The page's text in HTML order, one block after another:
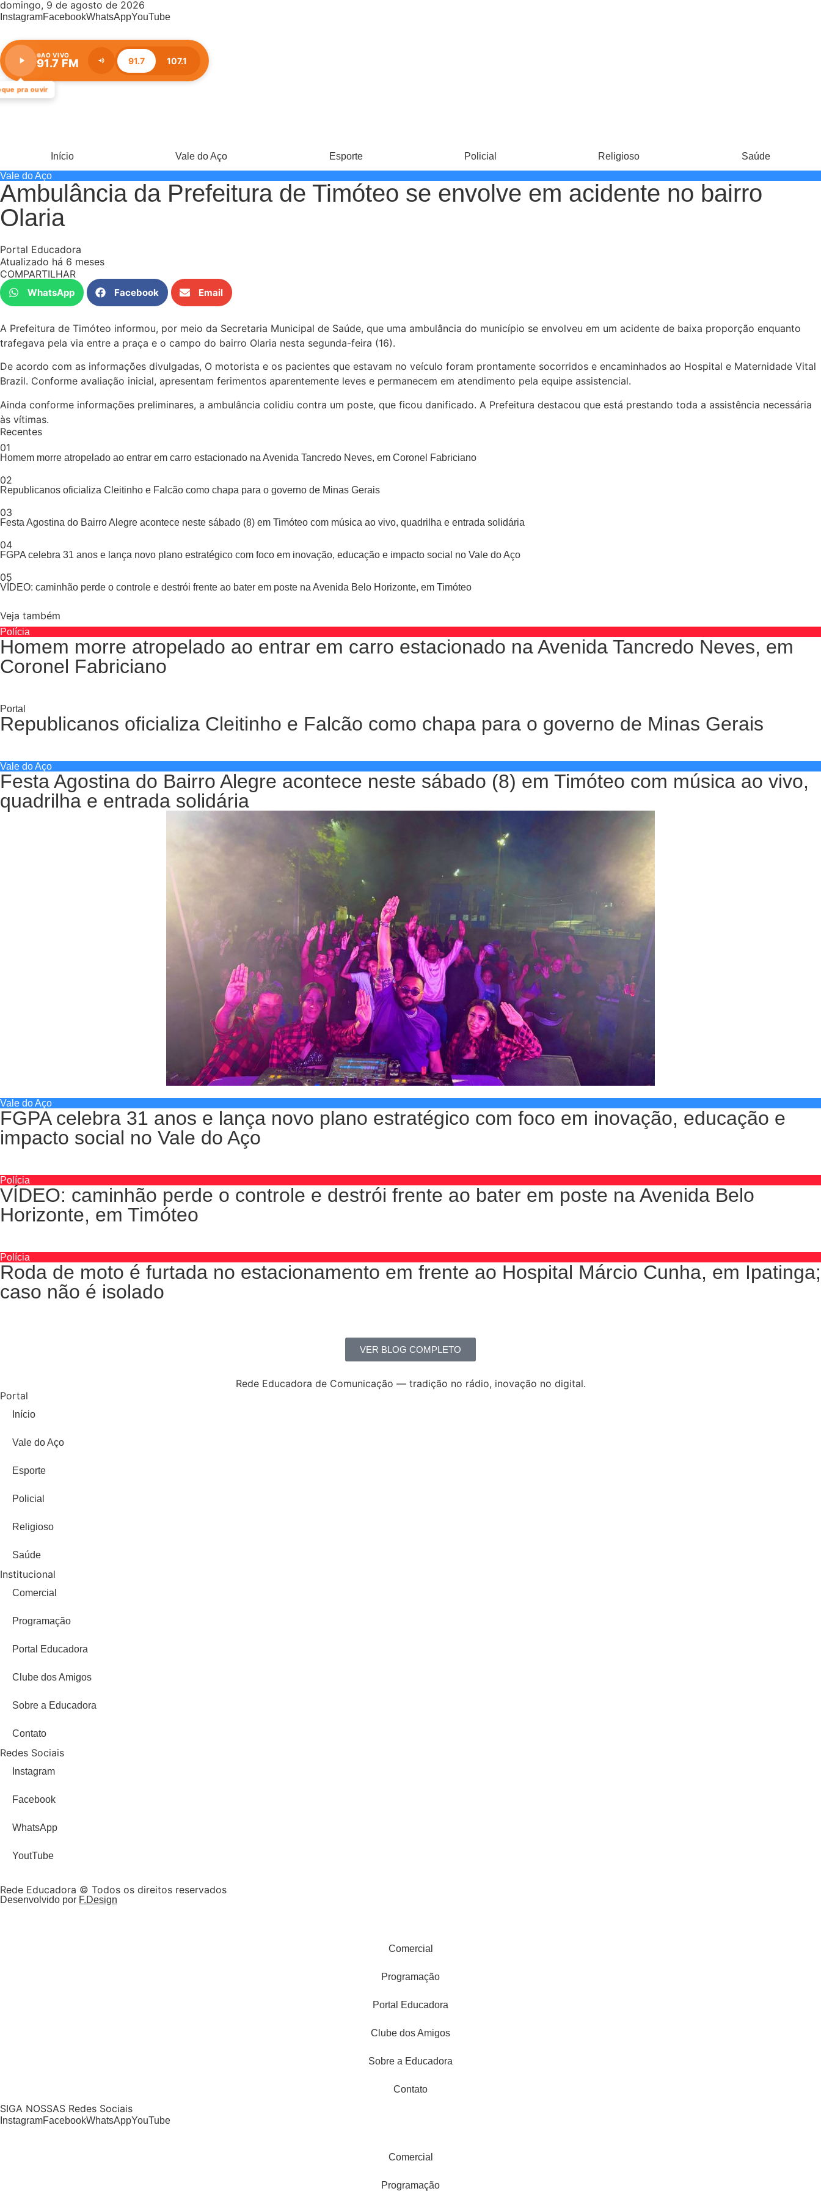
domingo, 9 de agosto de 2026
InstagramFacebookWhatsAppYouTube
pra ouvir
AO VIVO
91.7 FM 91.7 107.1
Estação:
91.7
FM
Início Vale do Aço Esporte Policial Religioso
Saúde
Vale do Aço
Ambulância da Prefeitura de Timóteo se envolve em acidente no bairro
Olaria
Portal Educadora
Atualizado há 6 meses
COMPARTILHAR
WhatsApp Facebook Email
A Prefeitura de Timóteo informou, por meio da Secretaria Municipal de Saúde, que uma ambulância do município se envolveu em um acidente de baixa proporção enquanto
trafegava pela via entre a praça e o campo do bairro Olaria nesta segunda-feira (16).
De acordo com as informações divulgadas, O motorista e os pacientes que estavam no veículo foram prontamente socorridos e encaminhados ao Hospital e Maternidade Vital
Brazil. Conforme avaliação inicial, apresentam ferimentos aparentemente leves e permanecem em atendimento pela equipe assistencial.
Ainda conforme informações preliminares, a ambulância colidiu contra um poste, que ficou danificado. A Prefeitura destacou que está prestando toda a assistência necessária
às vítimas.
Recentes
01
Homem morre atropelado ao entrar em carro estacionado na Avenida Tancredo Neves, em Coronel Fabriciano
02
Republicanos oficializa Cleitinho e Falcão como chapa para o governo de Minas Gerais
03
Festa Agostina do Bairro Alegre acontece neste sábado (8) em Timóteo com música ao vivo, quadrilha e entrada solidária
04
FGPA celebra 31 anos e lança novo plano estratégico com foco em inovação, educação e impacto social no Vale do Aço
05
VÍDEO: caminhão perde o controle e destrói frente ao bater em poste na Avenida Belo Horizonte, em Timóteo
Veja também
Polícia
Homem morre atropelado ao entrar em carro estacionado na Avenida Tancredo Neves, em
Coronel Fabriciano
Portal
Republicanos oficializa Cleitinho e Falcão como chapa para o governo de Minas Gerais
Vale do Aço
Festa Agostina do Bairro Alegre acontece neste sábado (8) em Timóteo com música ao vivo,
quadrilha e entrada solidária
Vale do Aço
FGPA celebra 31 anos e lança novo plano estratégico com foco em inovação, educação e
impacto social no Vale do Aço
Polícia
VÍDEO: caminhão perde o controle e destrói frente ao bater em poste na Avenida Belo
Horizonte, em Timóteo
Polícia
Roda de moto é furtada no estacionamento em frente ao Hospital Márcio Cunha, em Ipatinga;
caso não é isolado
VER BLOG COMPLETO
Rede Educadora de Comunicação — tradição no rádio, inovação no digital.
Portal
Início
Vale do Aço
Esporte
Policial
Religioso
Saúde
Institucional
Comercial
Programação
Portal Educadora
Clube dos Amigos
Sobre a Educadora
Contato
Redes Sociais
Instagram
Facebook
WhatsApp
YoutTube
Rede Educadora © Todos os direitos reservados
Desenvolvido por F.Design
Comercial
Programação
Portal Educadora
Clube dos Amigos
Sobre a Educadora
Contato
SIGA NOSSAS Redes Sociais
InstagramFacebookWhatsAppYouTube
Comercial
Programação